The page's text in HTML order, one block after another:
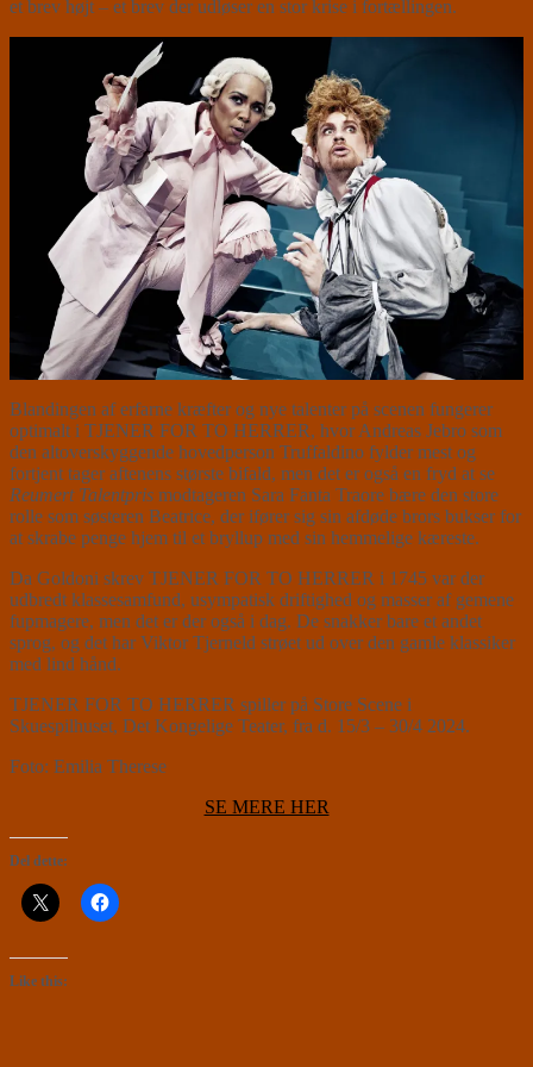
et brev højt – et brev der udløser en stor krise i fortællingen.
Blandingen af erfarne kræfter og nye talenter på scenen fungerer
optimalt i TJENER FOR TO HERRER, hvor Andreas Jebro som
den altoverskyggende hovedperson Truffaldino fylder mest og
fortjent tager aftenens største bifald, men det er også en fryd at se
Reumert Talentpris modtageren Sara Fanta Traore bære den store
rolle som søsteren Beatrice, der ifører sig sin afdøde brors bukser for
at skrabe penge hjem til et bryllup med sin hemmelige kæreste.
Da Goldoni skrev TJENER FOR TO HERRER i 1745 var der
udbredt klassesamfund, usympatisk driftighed og masser af gemene
fupmagere, men det er der også i dag. De snakker bare et andet
sprog, og det har Viktor Tjerneld strøet ud over den gamle klassiker
med lind hånd.
TJENER FOR TO HERRER spiller på Store Scene i
Skuespilhuset, Det Kongelige Teater, fra d. 15/3 – 30/4 2024.
Foto: Emilia Therese
SE MERE HER
Del dette:
Like this: